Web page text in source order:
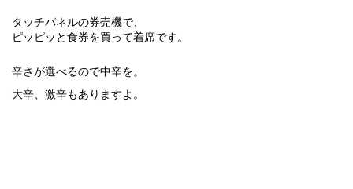
タッチパネルの券売機で、
ピッピッと食券を買って着席です。
辛さが選べるので中辛を。
大辛、激辛もありますよ。